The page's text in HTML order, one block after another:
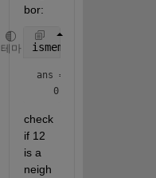
bor:
테마 ismember(3,
ans =
   0
check
if 12
is a
neigh